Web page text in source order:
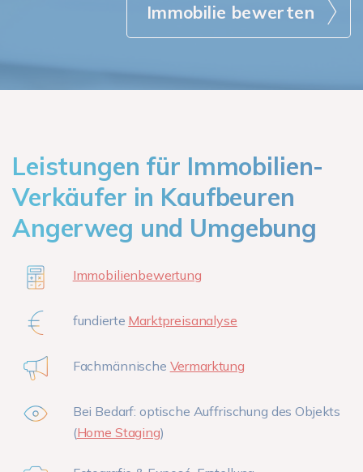
Immobilie bewerten
Leistungen für Immobilien-
Verkäufer in Kaufbeuren
Angerweg und Umgebung
Immobilienbewertung
fundierte Marktpreisanalyse
Fachmännische Vermarktung
Bei Bedarf: optische Auffrischung des Objekts
(Home Staging)